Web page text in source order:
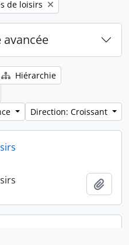
filter:
de loisirs
Hiérarchie
Direction: Croissant